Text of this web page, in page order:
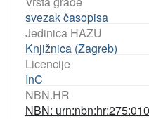
svezak časopisa
Jedinica HAZU
Knjižnica (Zagreb)
Licencije
InC
NBN.HR
NBN: